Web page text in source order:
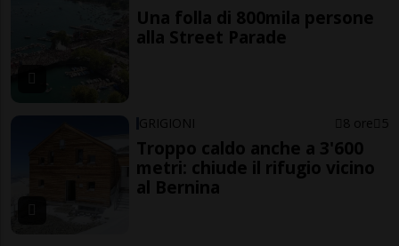
Una folla di 800mila persone
alla Street Parade
GRIGIONI 8 ore 5
Troppo caldo anche a 3'600
metri: chiude il rifugio vicino
al Bernina